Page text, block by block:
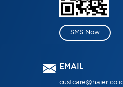
SMS Now
EMAIL
custcare@haier.co.id